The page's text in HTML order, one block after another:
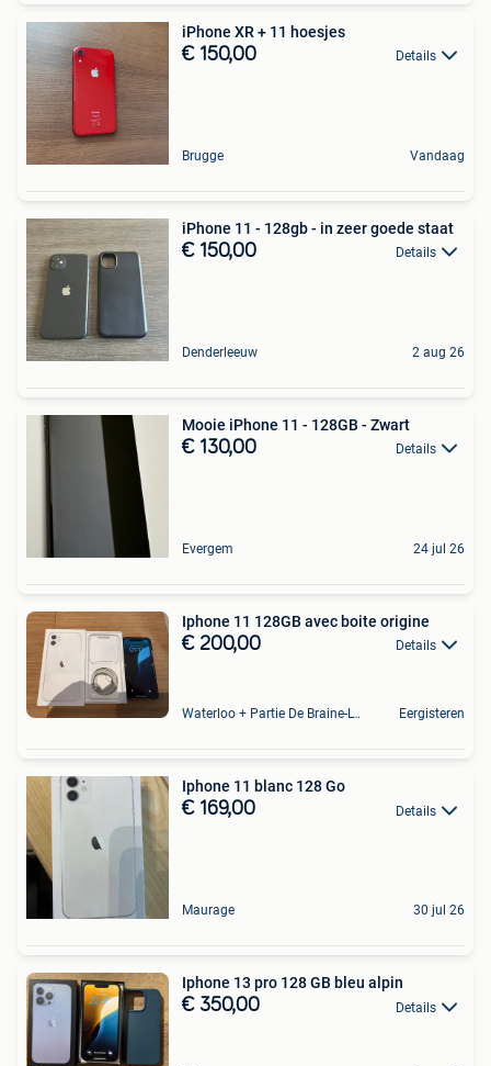
iPhone XR + 11 hoesjes
€ 150,00 Details
Brugge Vandaag
iPhone 11 - 128gb - in zeer goede staat
€ 150,00 Details
Denderleeuw 2 aug 26
Mooie iPhone 11 - 128GB - Zwart
€ 130,00 Details
Evergem 24 jul 26
Iphone 11 128GB avec boite origine
€ 200,00 Details
Waterloo + Partie De Braine-L'Alleud, De Ohain Eergisteren
Iphone 11 blanc 128 Go
€ 169,00 Details
Maurage 30 jul 26
Iphone 13 pro 128 GB bleu alpin
€ 350,00 Details